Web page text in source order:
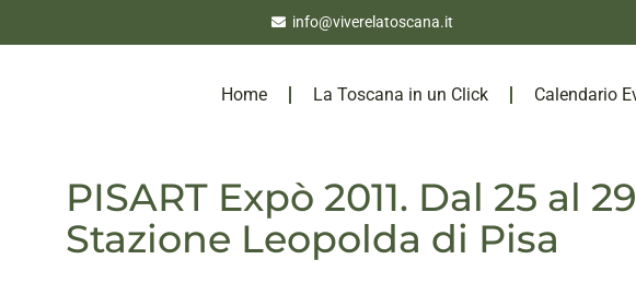
info@viverelatoscana.it
Home La Toscana in un Click Calendario
PISART Expò 2011. Dal 25 al
Stazione Leopolda di Pisa